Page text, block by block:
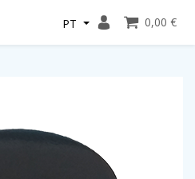
PT 0,00 €